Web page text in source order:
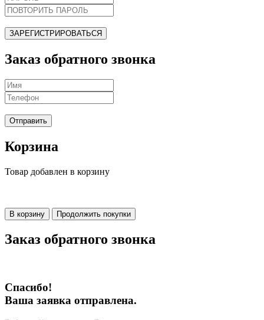
ЗАРЕГИСТРИРОВАТЬСЯ
Заказ обратного звонка
Отправить
Корзина
Товар добавлен в корзину
В корзину Продолжить покупки
Заказ обратного звонка
Спасибо!
Ваша заявка отправлена.